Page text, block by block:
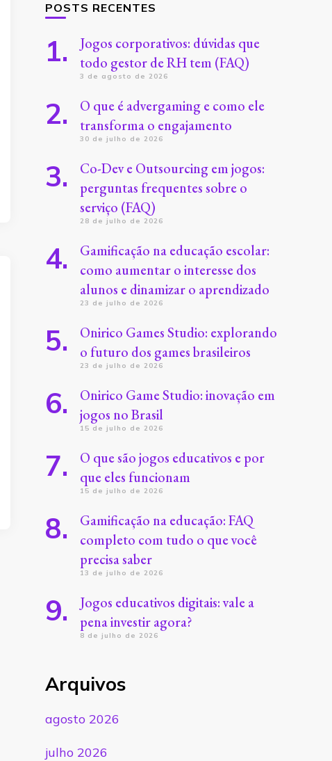
POSTS RECENTES
Jogos corporativos: dúvidas que
todo gestor de RH tem (FAQ)
3 de agosto de 2026
O que é advergaming e como ele
transforma o engajamento
30 de julho de 2026
Co-Dev e Outsourcing em jogos:
perguntas frequentes sobre o
serviço (FAQ)
28 de julho de 2026
Gamificação na educação escolar:
como aumentar o interesse dos
alunos e dinamizar o aprendizado
23 de julho de 2026
Onirico Games Studio: explorando
o futuro dos games brasileiros
23 de julho de 2026
Onirico Game Studio: inovação em
jogos no Brasil
15 de julho de 2026
O que são jogos educativos e por
que eles funcionam
15 de julho de 2026
Gamificação na educação: FAQ
completo com tudo o que você
precisa saber
13 de julho de 2026
Jogos educativos digitais: vale a
pena investir agora?
8 de julho de 2026
Arquivos
agosto 2026
julho 2026